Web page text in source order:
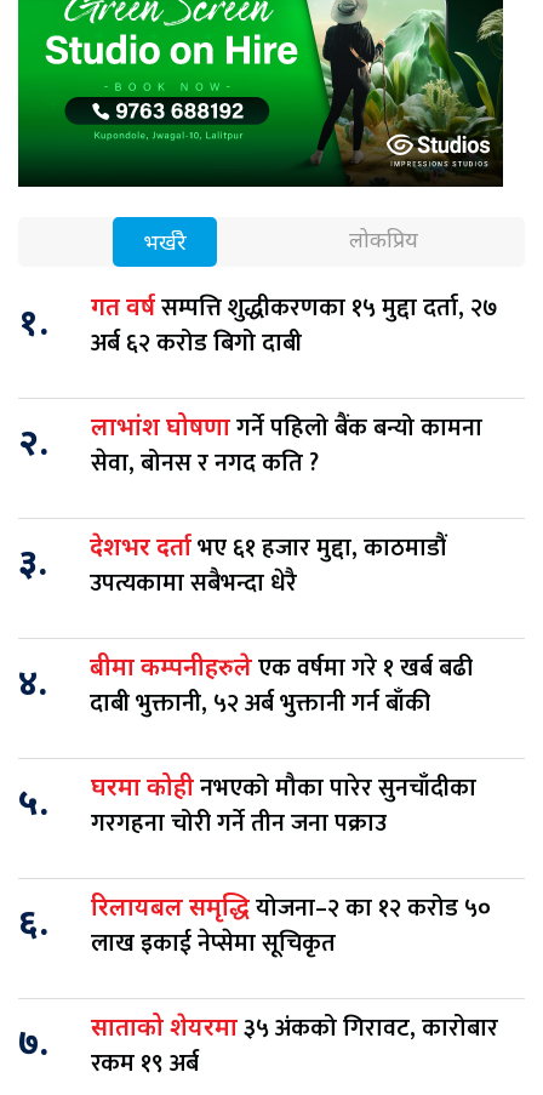
भर्खरै लोकप्रिय
१. गत वर्षसम्पत्ति शुद्धीकरणका १५ मुद्दा दर्ता, २७
अर्ब ६२ करोड बिगो दाबी
२. लाभांश घोषणागर्ने पहिलो बैंक बन्यो कामना
सेवा, बोनस र नगद कति ?
३. देशभर दर्ताभए ६१ हजार मुद्दा, काठमाडौं
उपत्यकामा सबैभन्दा धेरै
४. बीमा कम्पनीहरुलेएक वर्षमा गरे १ खर्ब बढी
दाबी भुक्तानी, ५२ अर्ब भुक्तानी गर्न बाँकी
५. घरमा कोहीनभएको मौका पारेर सुनचाँदीका
गरगहना चोरी गर्ने तीन जना पक्राउ
६. रिलायबल समृद्धियोजना–२ का १२ करोड ५०
लाख इकाई नेप्सेमा सूचिकृत
७. साताको शेयरमा३५ अंकको गिरावट, कारोबार
रकम १९ अर्ब